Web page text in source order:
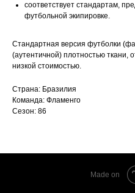
соответствует стандартам,
футбольной экипировке.
Стандартная версия футболки
(аутентичной) плотностью ткани,
низкой стоимостью.
Страна: Бразилия
Команда: Фламенго
Сезон: 86
Made on